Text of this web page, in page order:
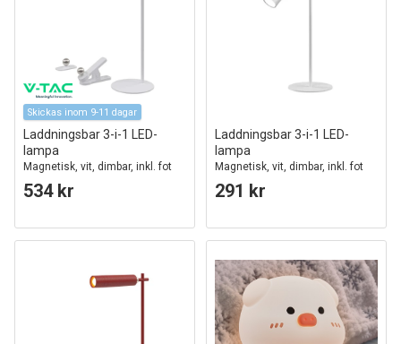
Skickas inom 9-11 dagar
Laddningsbar 3-i-1 LED-
lampa
Magnetisk, vit, dimbar, inkl. fot
och 2 st. monteringsfästen
534 kr
Laddningsbar 3-i-1 LED-
lampa
Magnetisk, vit, dimbar, inkl. fot
och 2 st. monteringsfästen
291 kr